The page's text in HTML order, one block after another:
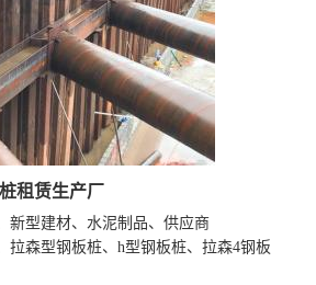
租赁生产厂
新型建材、水泥制品、供应商
拉森型钢板桩、h型钢板桩、拉森4钢板